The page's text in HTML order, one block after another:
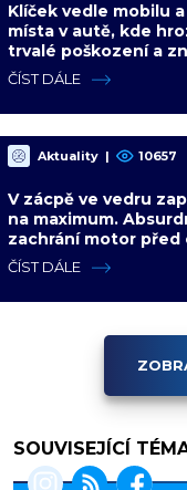
Klíček vedle mobilu a
místa v autě, kde
trvalé poškození a
ČÍST DÁLE
Aktuality | 10657
V zácpě ve vedru
na maximum.
zachrání motor před
desítky tisíc
ČÍST DÁLE
SOUVISEJÍCÍ